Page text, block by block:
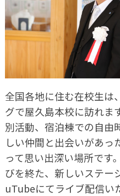
全国各地に住む在校生は
グで屋久島本校に訪れま
別活動、宿泊棟での自由
しい仲間と出会いがあっ
って思い出深い場所です
びを終た、新しいステー
uTubeにてライブ配信い